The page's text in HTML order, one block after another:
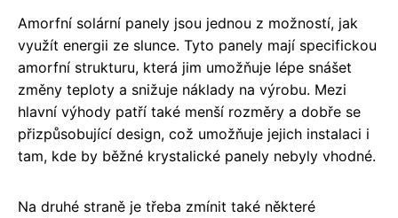
Amorfní solární panely jsou jednou z možností, jak
využít energii ze slunce. Tyto panely mají specifickou
amorfní strukturu, která jim umožňuje lépe snášet
změny teploty a snižuje náklady na výrobu. Mezi
hlavní výhody patří také menší rozměry a dobře se
přizpůsobující design, což umožňuje jejich instalaci i
tam, kde by běžné krystalické panely nebyly vhodné.
Na druhé straně je třeba zmínit také některé